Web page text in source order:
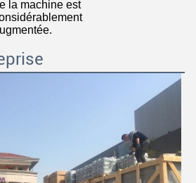
la machine est